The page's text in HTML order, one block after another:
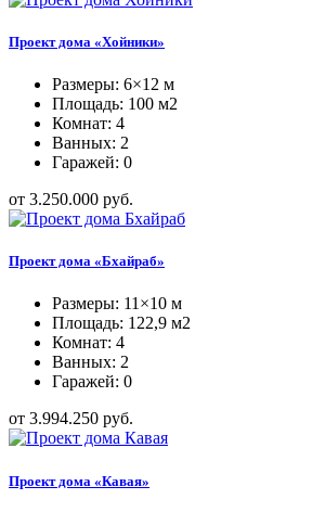
Проект дома «Хойники»
Размеры: 6×12 м
Площадь: 100 м2
Комнат: 4
Ванных: 2
Гаражей: 0
от 3.250.000 руб.
Проект дома «Бхайраб»
Размеры: 11×10 м
Площадь: 122,9 м2
Комнат: 4
Ванных: 2
Гаражей: 0
от 3.994.250 руб.
Проект дома «Кавая»